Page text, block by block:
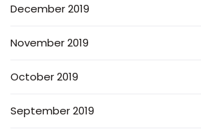
December 2019
November 2019
October 2019
September 2019